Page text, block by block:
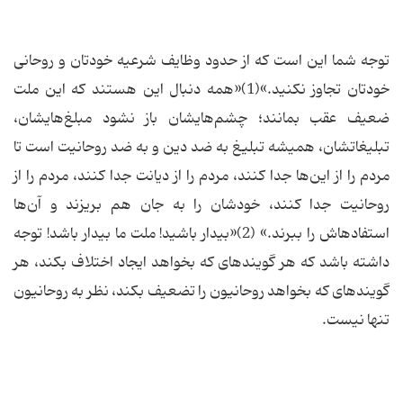
توجه شما این است كه از حدود وظایف شرعیه خودتان و روحانى
خودتان تجاوز نكنید.»(1)«همه دنبال این هستند كه این ملت
ضعیف عقب بمانند؛ چشم‌هایشان باز نشود مبلغ‌هایشان،
تبلیغاتشان، همیشه تبلیغ به ضد دین و به ضد روحانیت است تا
مردم را از این‌ها جدا كنند، مردم را از دیانت جدا كنند، مردم را از
روحانیت جدا كنند، خودشان را به جان هم بریزند و آن‌ها
استفاده‏اش را ببرند.» (2)«بیدار باشید! ملت ما بیدار باشد! توجه
داشته باشد كه هر گوینده‏اى كه بخواهد ایجاد اختلاف بكند، هر
گوینده‏اى كه بخواهد روحانیون را تضعیف بكند، نظر به روحانیون
تنها نیست.